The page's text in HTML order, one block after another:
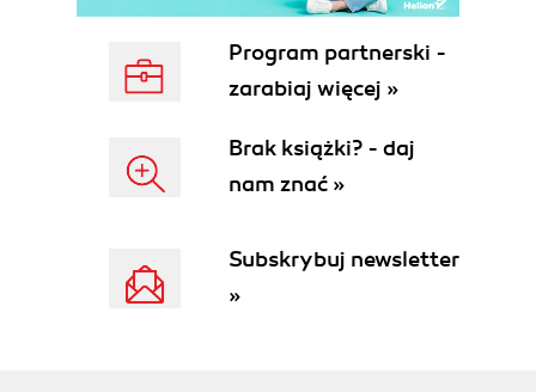
Wycofywanie, powtarzanie i ponawianie operacji
Rozdział 4. Pracujemy ze skoroszytami (71)
Arkusze skoroszytu (71)
Okna skoroszytów (78)
Zapisywanie plików na dysku (84)
Rozdział 5. Zastosowanie funkcji w formułach (87)
Funkcje (87)
Program partnerski -
zarabiaj więcej »
Brak książki? - daj
nam znać »
Subskrybuj newsletter
»